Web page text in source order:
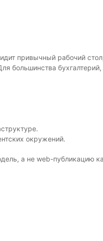
привычный рабочий
большинства бухгалтерий,
окружений.
а не web-публикацию